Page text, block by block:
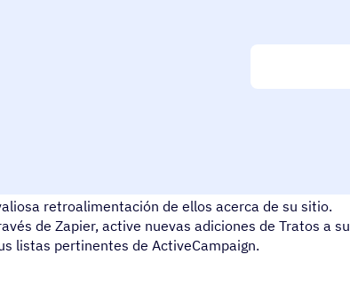
vivo a su sitio web y proporcionar apoyo
retroalimentación de ellos acerca de su sitio.
de Zapier, active nuevas adiciones de Tratos a su
listas pertinentes de ActiveCampaign.